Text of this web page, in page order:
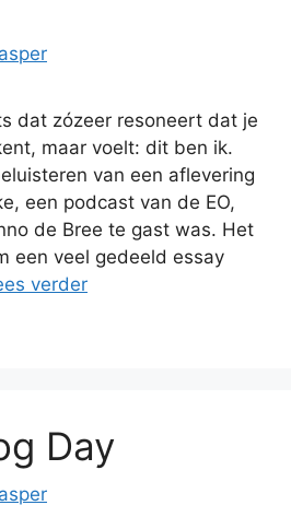
dat zózeer resoneert dat je
maar voelt: dit ben ik.
van een aflevering
een podcast van de EO,
de Bree te gast was. Het
een veel gedeeld essay
verder
Day